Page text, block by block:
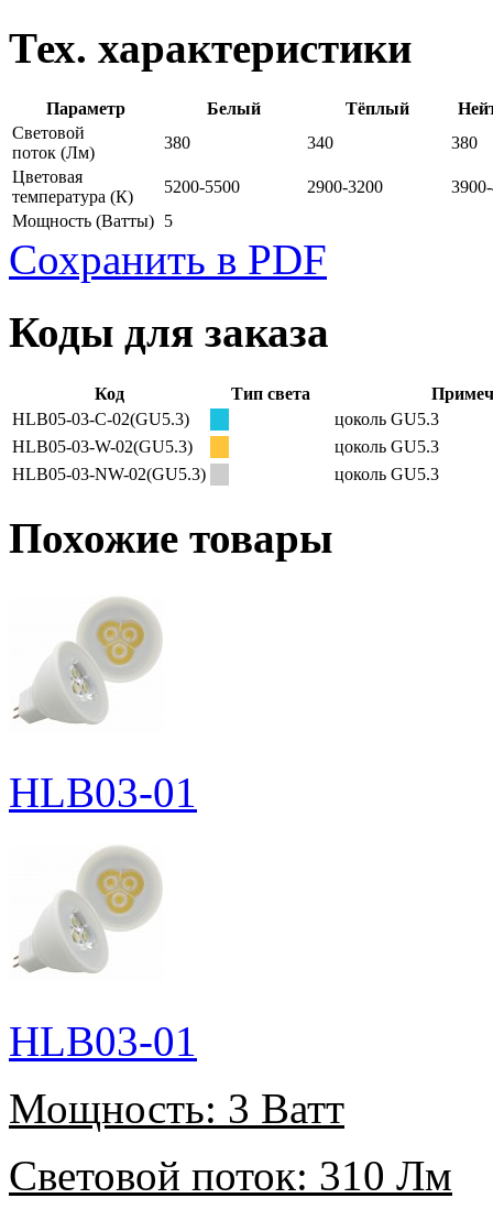
Тех. характеристики
Параметр Белый Тёплый
Световой
поток (Лм)
380 340
380
Цветовая
температура (К)
5200-5500 2900-3200
Мощность (Ватты) 5
Сохранить в PDF
Коды для заказа
Код Тип света
HLB05-03-C-02(GU5.3)
цоколь GU5.3
HLB05-03-W-02(GU5.3)
цоколь GU5.3
HLB05-03-NW-02(GU5.3)
цоколь GU5.3
Похожие товары
HLB03-01
HLB03-01
Мощность: 3 Ватт
Световой поток: 310 Лм